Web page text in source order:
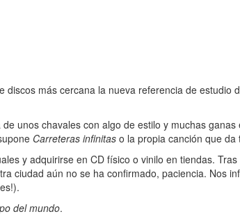
más cercana la nueva referencia de estudio
de unos chavales con algo de estilo y muchas
Carreteras infinitas o la propia canción que da
y adquirirse en CD físico o vinilo en tiendas.
ciudad aún no se ha confirmado, paciencia. Nos
del mundo.